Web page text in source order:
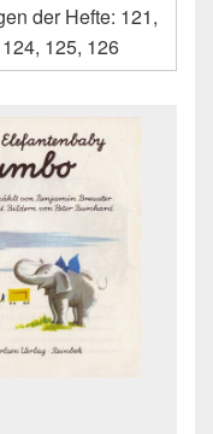
der Hefte: 121,
125, 126